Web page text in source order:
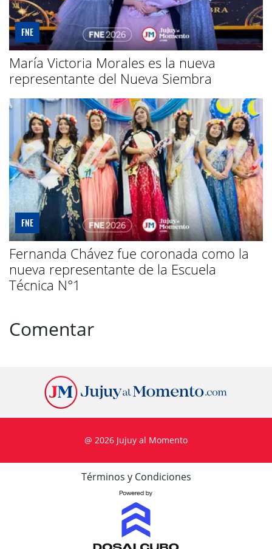
FNE
María Victoria Morales es la nueva
representante del Nueva Siembra
FNE
Fernanda Chávez fue coronada como la
nueva representante de la Escuela
Técnica N°1
Comentar
@ 2026 Jujuy al Momento
Términos y Condiciones